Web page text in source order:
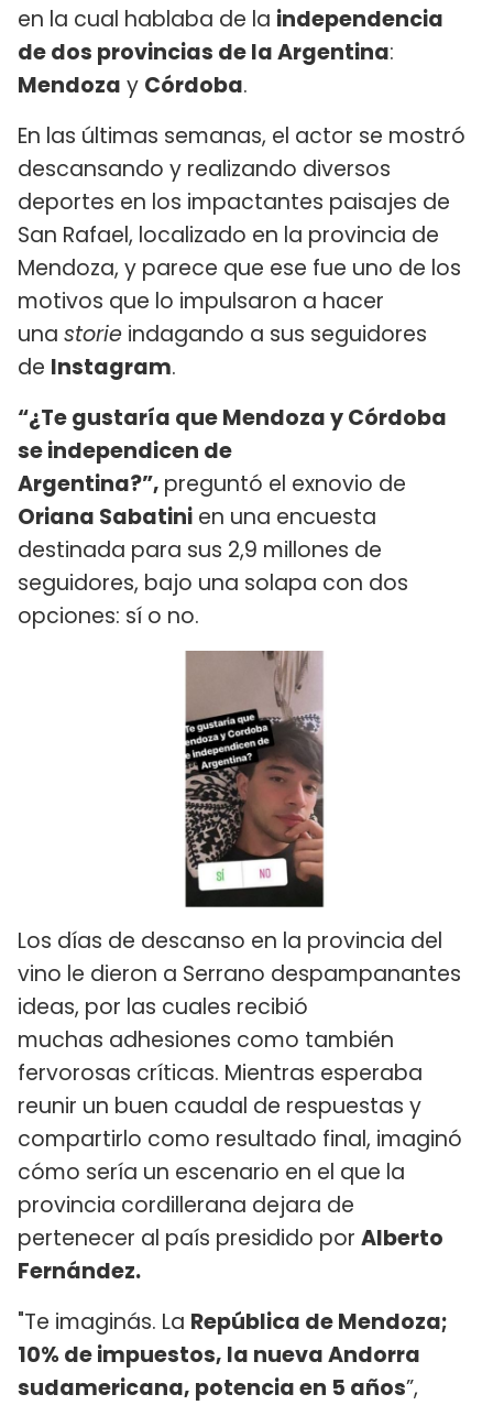
en la cual hablaba de la independencia
de dos provincias de la Argentina:
Mendoza y Córdoba.
En las últimas semanas, el actor se mostró
descansando y realizando diversos
deportes en los impactantes paisajes de
San Rafael, localizado en la provincia de
Mendoza, y parece que ese fue uno de los
motivos que lo impulsaron a hacer
una storie indagando a sus seguidores
de Instagram.
“¿Te gustaría que Mendoza y Córdoba
se independicen de
Argentina?”, preguntó el exnovio de
Oriana Sabatini en una encuesta
destinada para sus 2,9 millones de
seguidores, bajo una solapa con dos
opciones: sí o no.
Los días de descanso en la provincia del
vino le dieron a Serrano despampanantes
ideas, por las cuales recibió
muchas adhesiones como también
fervorosas críticas. Mientras esperaba
reunir un buen caudal de respuestas y
compartirlo como resultado final, imaginó
cómo sería un escenario en el que la
provincia cordillerana dejara de
pertenecer al país presidido por Alberto
Fernández.
"Te imaginás. La República de Mendoza;
10% de impuestos, la nueva Andorra
sudamericana, potencia en 5 años”,